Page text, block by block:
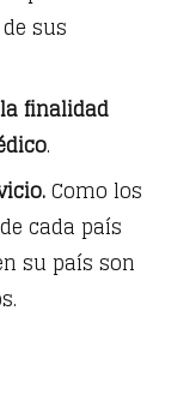
sus
finalidad
.
Como los
cada país
su país son